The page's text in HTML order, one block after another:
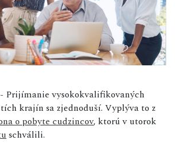
- Prijímanie vysokokvalifikovaných
krajín sa zjednoduší. Vyplýva to z
o pobyte cudzincov, ktorú v utorok
schválili.